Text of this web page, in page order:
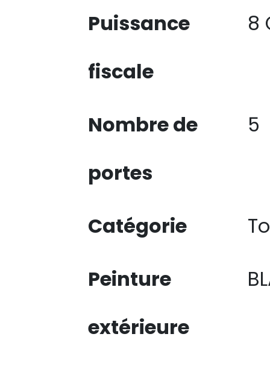
Puissance
fiscale
8
Nombre de
portes
5
Catégorie
Peinture
extérieure